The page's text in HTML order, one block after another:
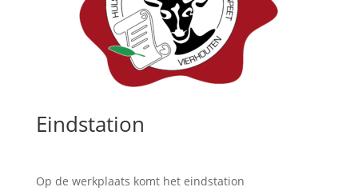
Eindstation
Op de werkplaats komt het eindstation